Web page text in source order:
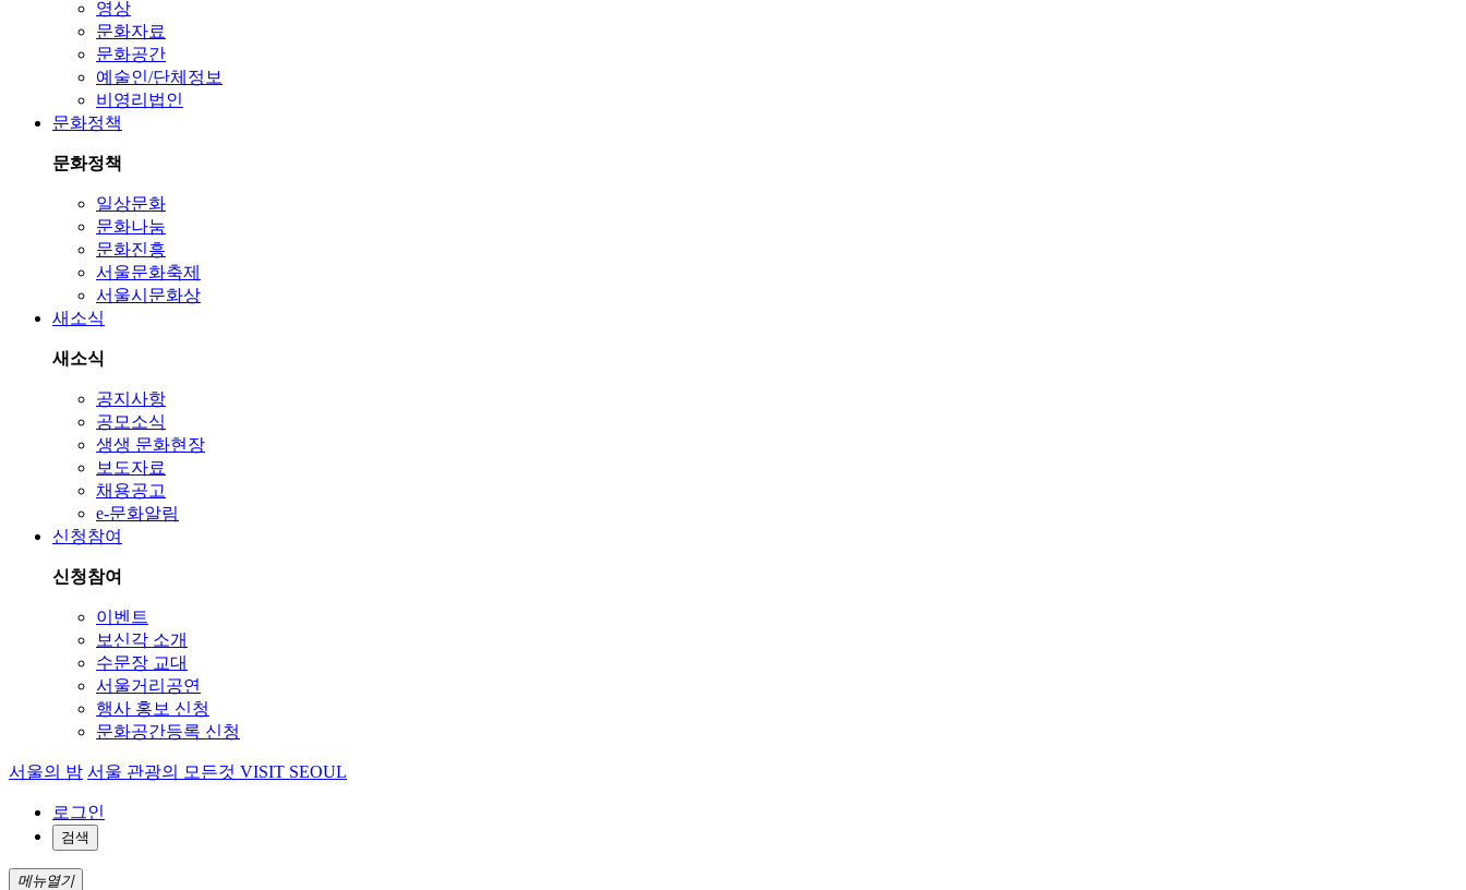
영상
문화자료
문화공간
예술인/단체정보
비영리법인
문화정책
문화정책
일상문화
문화나눔
문화진흥
서울문화축제
서울시문화상
새소식
새소식
공지사항
공모소식
생생 문화현장
보도자료
채용공고
e-문화알림
신청참여
신청참여
이벤트
보신각 소개
수문장 교대
서울거리공연
행사 홍보 신청
문화공간등록 신청
서울의 밤 서울 관광의 모든것 VISIT SEOUL
로그인
검색
메뉴열기